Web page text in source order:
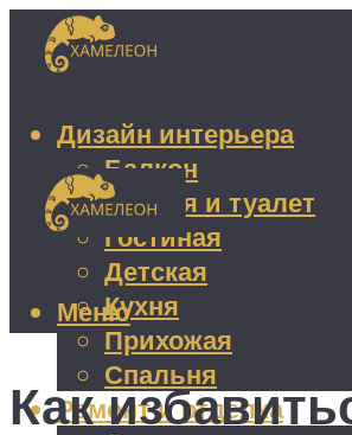
Дизайн интерьера
Балкон
Ванная и туалет
Гостиная
Детская
Кухня
Прихожая
Спальня
Ремонт и отделка
Меню
Как